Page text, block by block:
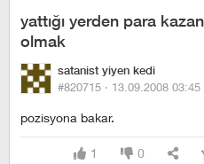
yattığı yerden para
olmak
satanist yiyen kedi
#820715 · 13.09.2008 03:45
pozisyona bakar.
1 0